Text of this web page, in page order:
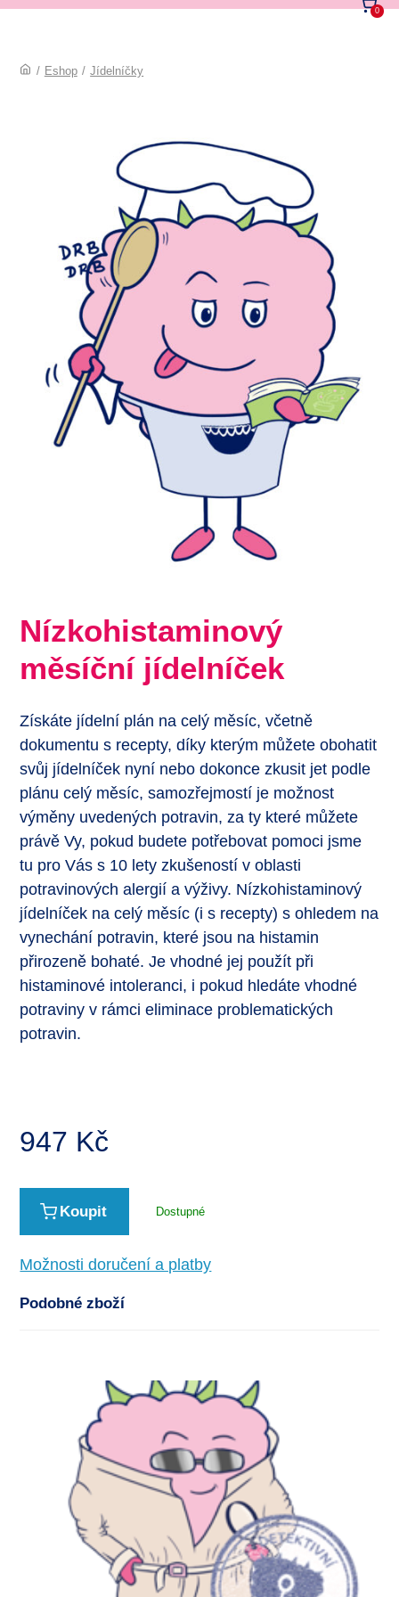
0
/ Eshop / Jídelníčky
Nízkohistaminový
měsíční jídelníček
Získáte jídelní plán na celý měsíc, včetně
dokumentu s recepty, díky kterým můžete obohatit
svůj jídelníček nyní nebo dokonce zkusit jet podle
plánu celý měsíc, samozřejmostí je možnost
výměny uvedených potravin, za ty které můžete
právě Vy, pokud budete potřebovat pomoci jsme
tu pro Vás s 10 lety zkušeností v oblasti
potravinových alergií a výživy. Nízkohistaminový
jídelníček na celý měsíc (i s recepty) s ohledem na
vynechání potravin, které jsou na histamin
přirozeně bohaté. Je vhodné jej použít při
histaminové intoleranci, i pokud hledáte vhodné
potraviny v rámci eliminace problematických
potravin.
947 Kč
Koupit Dostupné
Možnosti doručení a platby
Podobné zboží